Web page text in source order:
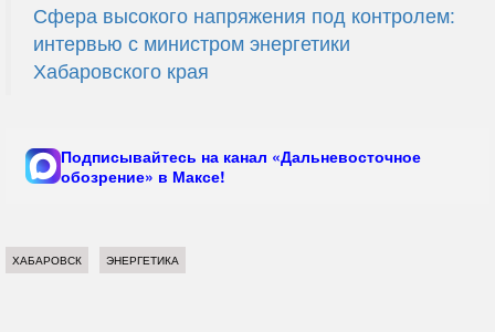
Сфера высокого напряжения под контролем:
интервью с министром энергетики
Хабаровского края
Подписывайтесь на канал «Дальневосточное
обозрение» в Максе!
ХАБАРОВСК ЭНЕРГЕТИКА